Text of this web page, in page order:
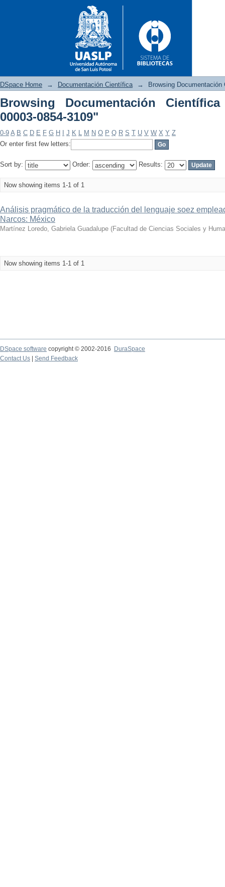
Browsing Documentación
DSpace Home → Documentación Científica → Browsing
Browsing Documentación
00003-0854-3109"
0-9 A B C D E F G H J K L M N O P Q R S T U V W X Y Z
Or enter first few letters:
Sort by: Order: Results:
Now showing items 1-1 of 1
Análisis pragmático de la traducción del lenguaje soez
Narcos: México
Martínez Loredo, Gabriela Guadalupe (Facultad de Ciencias Sociales y
Now showing items 1-1 of 1
DSpace software copyright © 2002-2016
DuraSpace
Contact Us
Send Feedback